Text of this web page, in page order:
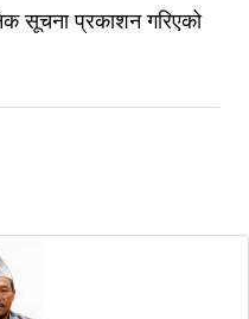
सूचना प्रकाशन गरिएको